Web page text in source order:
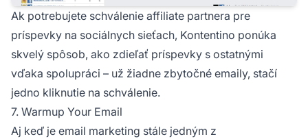
Ak potrebujete schválenie affiliate partnera pre
príspevky na sociálnych sieťach, Kontentino ponúka
skvelý spôsob, ako zdieľať príspevky s ostatnými
vďaka spolupráci – už žiadne zbytočné emaily, stačí
jedno kliknutie na schválenie.
7. Warmup Your Email
Aj keď je email marketing stále jedným z